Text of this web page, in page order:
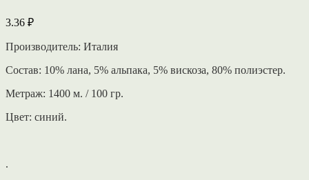
3.36 ₽
Производитель: Италия
Состав: 10% лана, 5% альпака, 5% вискоза, 80% полиэстер.
Метраж: 1400 м. / 100 гр.
Цвет: синий.
.